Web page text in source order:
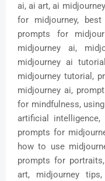
ai, ai art, ai
for midjourney,
prompts for
midjourney ai,
midjourney ai
midjourney tutorial,
midjourney ai,
for mindfulness,
artificial
prompts for
how to use
prompts for
art, midjourney